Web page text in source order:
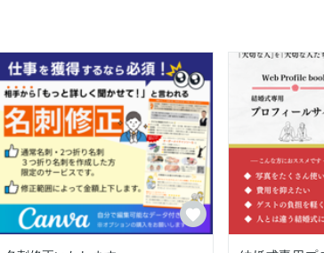
ましょう
像制作
などグラフィック制作
お気軽にご相談ください